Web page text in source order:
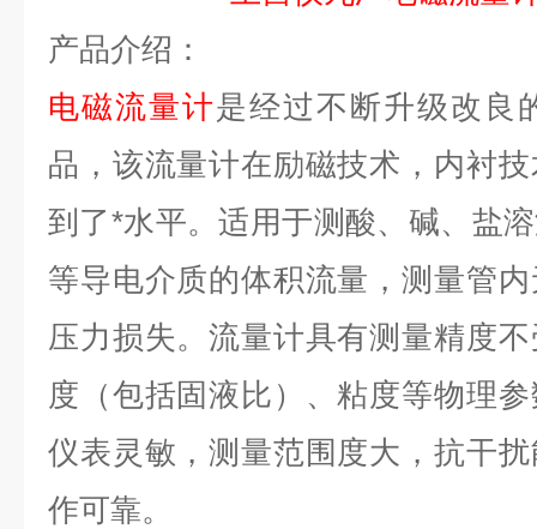
产品介绍：
电磁流量计是经过不断升级改良
品，该流量计在励磁技术，内衬
到了*水平。适用于测酸、碱、盐
等导电介质的体积流量，测量管
压力损失。流量计具有测量精度
度（包括固液比）、粘度等物理
仪表灵敏，测量范围度大，抗干
作可靠。